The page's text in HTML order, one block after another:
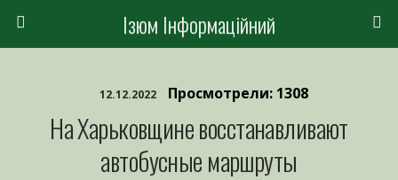
Ізюм Інформаційний
12.12.2022 Просмотрели: 1308
На Харьковщине восстанавливают
автобусные маршруты